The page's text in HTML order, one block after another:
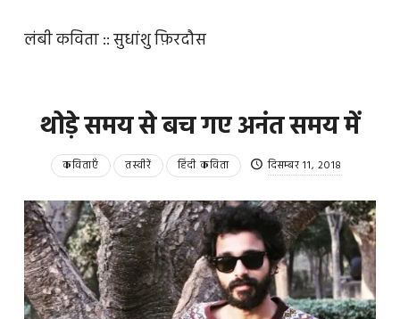
लंबी कविता :: सुधांशु फ़िरदौस
थोड़े समय से बच गए अनंत समय में
कविताएँ तस्वीरें हिंदी कविता दिसम्बर 11, 2018